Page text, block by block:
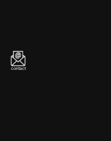
contact